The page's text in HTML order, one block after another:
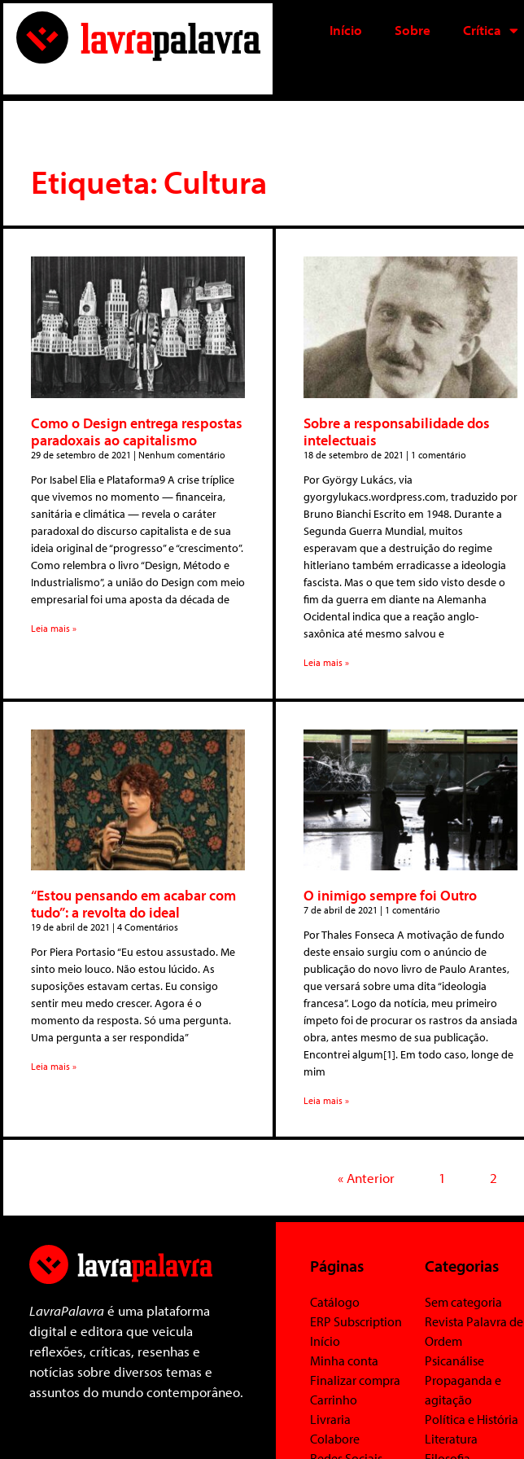
Início Sobre Crítica
Etiqueta: Cultura
Como o Design entrega respostas
paradoxais ao capitalismo
29 de setembro de 2021 Nenhum comentário
Por Isabel Elia e Plataforma9 A crise tríplice
que vivemos no momento — financeira,
sanitária e climática — revela o caráter
paradoxal do discurso capitalista e de sua
ideia original de “progresso” e “crescimento”.
Como relembra o livro “Design, Método e
Industrialismo”, a união do Design com meio
empresarial foi uma aposta da década de
Leia mais »
Sobre a responsabilidade dos
intelectuais
18 de setembro de 2021 1 comentário
Por György Lukács, via
gyorgylukacs.wordpress.com, traduzido por
Bruno Bianchi Escrito em 1948. Durante a
Segunda Guerra Mundial, muitos
esperavam que a destruição do regime
hitleriano também erradicasse a ideologia
fascista. Mas o que tem sido visto desde o
fim da guerra em diante na Alemanha
Ocidental indica que a reação anglo-
saxônica até mesmo salvou e
Leia mais »
“Estou pensando em acabar com
tudo”: a revolta do ideal
19 de abril de 2021 4 Comentários
Por Piera Portasio “Eu estou assustado. Me
sinto meio louco. Não estou lúcido. As
suposições estavam certas. Eu consigo
sentir meu medo crescer. Agora é o
momento da resposta. Só uma pergunta.
Uma pergunta a ser respondida”
Leia mais »
O inimigo sempre foi Outro
7 de abril de 2021 1 comentário
Por Thales Fonseca A motivação de fundo
deste ensaio surgiu com o anúncio de
publicação do novo livro de Paulo Arantes,
que versará sobre uma dita “ideologia
francesa”. Logo da notícia, meu primeiro
ímpeto foi de procurar os rastros da ansiada
obra, antes mesmo de sua publicação.
Encontrei algum[1]. Em todo caso, longe de
mim
Leia mais »
« Anterior 1 2
LavraPalavraé uma plataforma
digital e editora que veicula
reflexões, críticas, resenhas e
notícias sobre diversos temas e
assuntos do mundo contemporâneo.
Páginas
Catálogo
ERP Subscription
Início
Minha conta
Finalizar compra
Carrinho
Livraria
Colabore
Categorias
Sem categoria
Revista Palavra de
Ordem
Psicanálise
Propaganda e
agitação
Política e História
Literatura